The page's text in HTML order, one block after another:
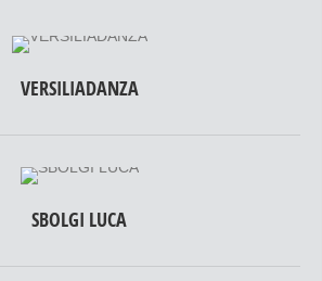
VERSILIADANZA
SBOLGI LUCA